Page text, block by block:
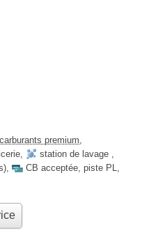
carburants premium,
, station de lavage ,
, CB acceptée, piste PL,